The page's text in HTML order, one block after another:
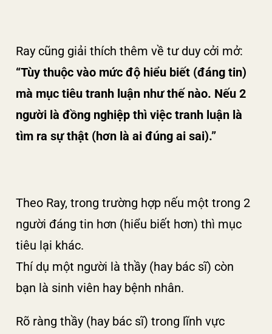
Ray cũng giải thích thêm về tư duy cởi mở:
“Tùy thuộc vào mức độ hiểu biết (đáng tin)
mà mục tiêu tranh luận như thế nào. Nếu 2
người là đồng nghiệp thì việc tranh luận là
tìm ra sự thật (hơn là ai đúng ai sai).”
Theo Ray, trong trường hợp nếu một trong 2
người đáng tin hơn (hiểu biết hơn) thì mục
tiêu lại khác.
Thí dụ một người là thầy (hay bác sĩ) còn
bạn là sinh viên hay bệnh nhân.
Rõ ràng thầy (hay bác sĩ) trong lĩnh vực